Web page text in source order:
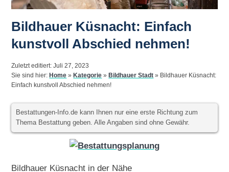
Bildhauer Küsnacht: Einfach
kunstvoll Abschied nehmen!
Zuletzt editiert: Juli 27, 2023
Sie sind hier:Home »Kategorie »Bildhauer Stadt » Bildhauer Küsnacht:
Einfach kunstvoll Abschied nehmen!
Bestattungen-Info.de kann Ihnen nur eine erste Richtung zum
Thema Bestattung geben. Alle Angaben sind ohne Gewähr.
Bildhauer Küsnacht in der Nähe